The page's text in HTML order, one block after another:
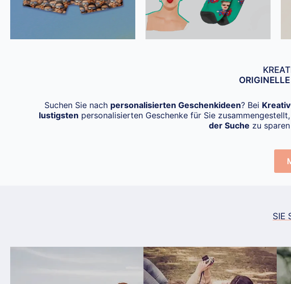
Suchen Sie nach personalisierten Geschenkideen? Bei
lustigsten personalisierten Geschenke für Sie
der Suche zu
SIE